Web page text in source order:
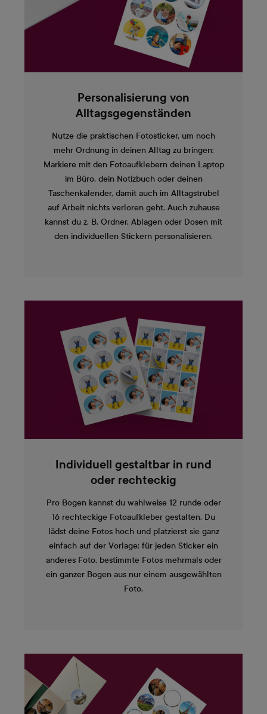
Personalisierung von
Alltagsgegenständen
Nutze die praktischen Fotosticker, um noch
mehr Ordnung in deinen Alltag zu bringen:
Markiere mit den Fotoaufklebern deinen Laptop
im Büro, dein Notizbuch oder deinen
Taschenkalender, damit auch im Alltagstrubel
auf Arbeit nichts verloren geht. Auch zuhause
kannst du z. B. Ordner, Ablagen oder Dosen mit
den individuellen Stickern personalisieren.
Individuell gestaltbar in rund
oder rechteckig
Pro Bogen kannst du wahlweise 12 runde oder
16 rechteckige Fotoaufkleber gestalten. Du
lädst deine Fotos hoch und platzierst sie ganz
einfach auf der Vorlage: für jeden Sticker ein
anderes Foto, bestimmte Fotos mehrmals oder
ein ganzer Bogen aus nur einem ausgewählten
Foto.